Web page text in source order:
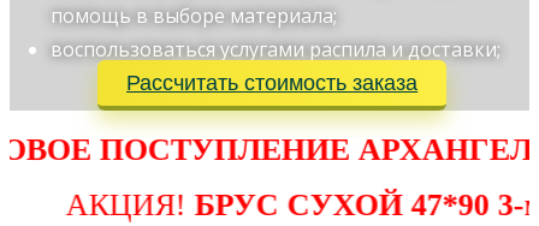
помощь в выборе материала;
воспользоваться услугами распила и доставки;
Рассчитать стоимость заказа
АКЦИЯ!БРУС СУХОЙ 47*90 3-